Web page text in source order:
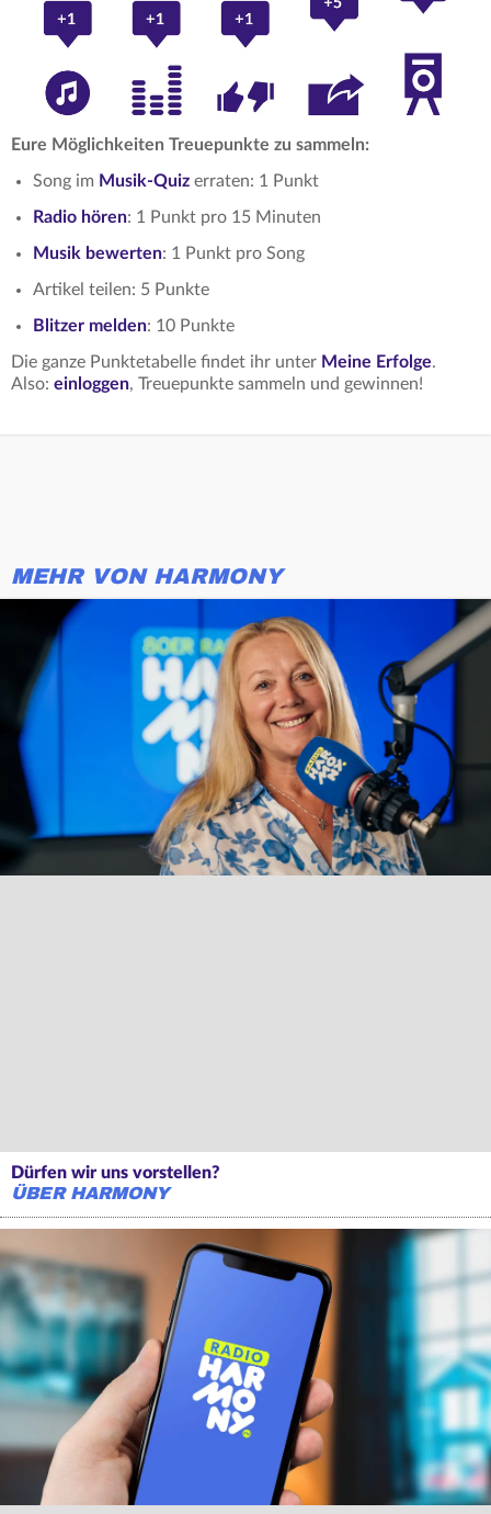
Eure Möglichkeiten Treuepunkte zu sammeln:
Song im Musik-Quiz erraten: 1 Punkt
Radio hören: 1 Punkt pro 15 Minuten
Musik bewerten: 1 Punkt pro Song
Artikel teilen: 5 Punkte
Blitzer melden: 10 Punkte
Die ganze Punktetabelle findet ihr unter Meine Erfolge.
Also: einloggen, Treuepunkte sammeln und gewinnen!
MEHR VON HARMONY
Dürfen wir uns vorstellen?
ÜBER HARMONY